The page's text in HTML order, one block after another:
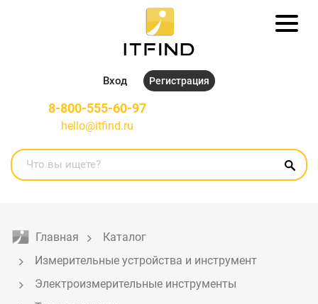
Вход Регистрация
8-800-555-60-97
hello@itfind.ru
Главная
Каталог
Измерительные устройства и инструмент
Электроизмерительные инструменты